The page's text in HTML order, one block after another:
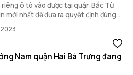
riêng ô tô vào được tại quận Bắc Từ
mới nhất để đưa ra quyết định đúng
của bạn.
Nam quận Hai Bà Trưng đang